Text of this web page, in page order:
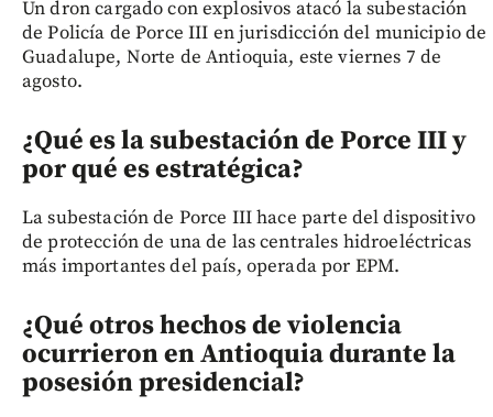
Un dron cargado con explosivos atacó la subestación
de Policía de Porce III en jurisdicción del municipio de
Guadalupe, Norte de Antioquia, este viernes 7 de
agosto.
¿Qué es la subestación de Porce III y
por qué es estratégica?
La subestación de Porce III hace parte del dispositivo
de protección de una de las centrales hidroeléctricas
más importantes del país, operada por EPM.
¿Qué otros hechos de violencia
ocurrieron en Antioquia durante la
posesión presidencial?